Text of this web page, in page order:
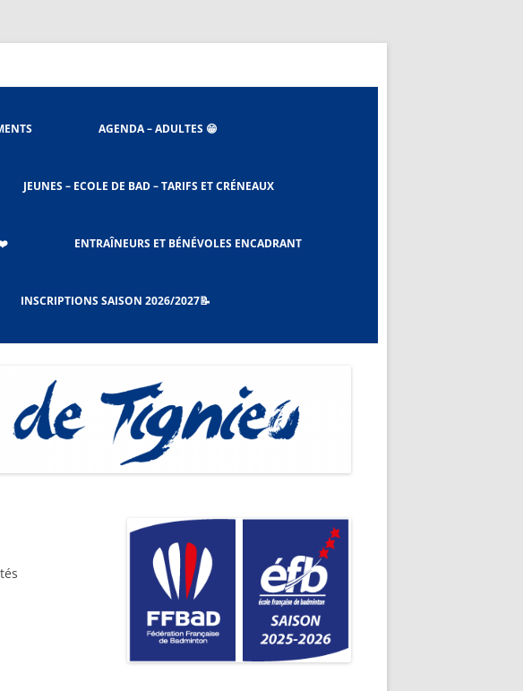
AGENDA – ADULTES 😁
JEUNES – ECOLE DE BAD – TARIFS ET CRÉNEAUX
ENTRAÎNEURS ET BÉNÉVOLES ENCADRANT
INSCRIPTIONS SAISON 2026/2027📝